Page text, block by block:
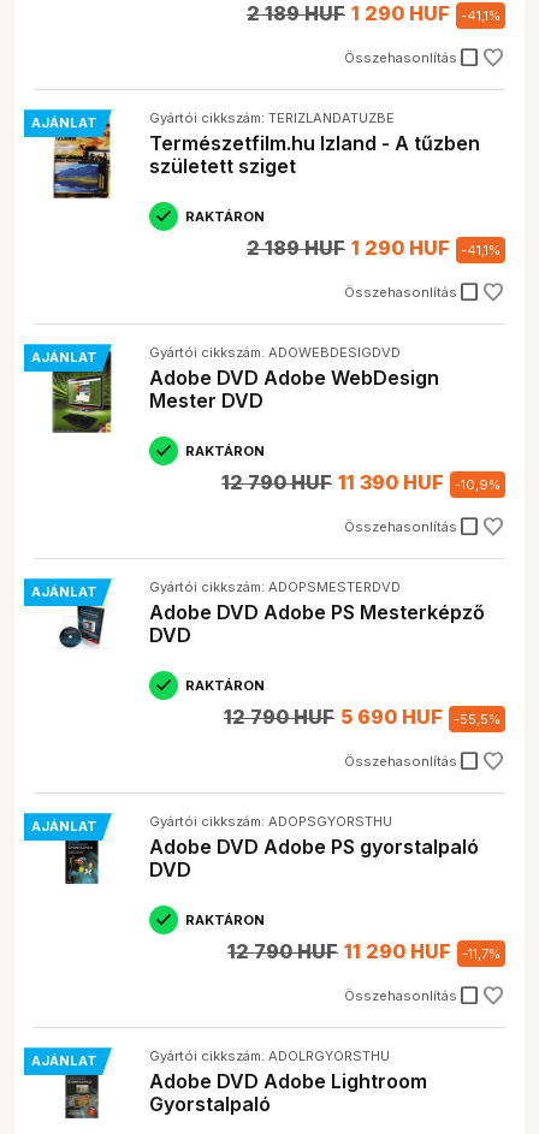
Összehasonlítás check_box_outline_blank
2 189 HUF 1 290 HUF -41,1%
AJÁNLAT Gyártói cikkszám: TERIZLANDATUZBE
Természetfilm.hu Izland - A tűzben
született sziget
RAKTÁRON
Összehasonlítás check_box_outline_blank
2 189 HUF 1 290 HUF -41,1%
AJÁNLAT Gyártói cikkszám: ADOWEBDESIGDVD
Adobe DVD Adobe WebDesign
Mester DVD
RAKTÁRON
Összehasonlítás check_box_outline_blank
12 790 HUF 11 390 HUF -10,9%
AJÁNLAT Gyártói cikkszám: ADOPSMESTERDVD
Adobe DVD Adobe PS Mesterképző
DVD
RAKTÁRON
Összehasonlítás check_box_outline_blank
12 790 HUF 5 690 HUF -55,5%
AJÁNLAT Gyártói cikkszám: ADOPSGYORSTHU
Adobe DVD Adobe PS gyorstalpaló
DVD
RAKTÁRON
Összehasonlítás check_box_outline_blank
12 790 HUF 11 290 HUF -11,7%
AJÁNLAT Gyártói cikkszám: ADOLRGYORSTHU
Adobe DVD Adobe Lightroom
Gyorstalpaló